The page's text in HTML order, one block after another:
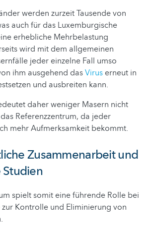
werden zurzeit Tausende von
auch für das Luxemburgische
erhebliche Mehrbelastung
wird mit dem allgemeinen
jeder einzelne Fall umso
ihm ausgehend dasVirus erneut in
und ausbreiten kann.
daher weniger Masern nicht
Referenzzentrum, da jeder
mehr Aufmerksamkeit bekommt.
Zusammenarbeit und
spielt somit eine führende Rolle bei
Kontrolle und Eliminierung von